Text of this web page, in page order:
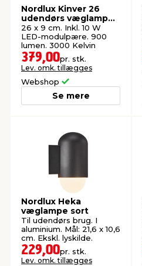
& ukrudt
& standere
& syltning
Nordlux Kinver 26
udendørs væglampe
hvid
26 x 9 cm. Inkl. 10 W
LED-modulpære. 900
lumen. 3000 Kelvin
379,00pr. stk.
Lev. omk. tillægges
Webshop
Se mere
Nordlux Heka
væglampe sort
Til udendørs brug. I
aluminium. Mål: 21,6 x 10,6
cm. Ekskl. lyskilde.
229,00pr. stk.
Lev. omk. tillægges